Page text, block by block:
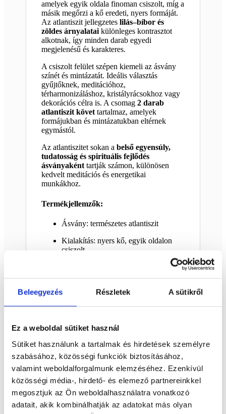
Beleegyezés Részletek A sütikről
Ez a weboldal sütiket használ
Sütiket használunk a tartalmak és hirdetések személyre
szabásához, közösségi funkciók biztosításához,
valamint weboldalforgalmunk elemzéséhez. Ezenkívül
közösségi média-, hirdető- és elemező partnereinkkel
megosztjuk az Ön weboldalhasználatra vonatkozó
adatait, akik kombinálhatják az adatokat más olyan
amelyek egyik oldala finoman csiszolt, míg a
másik megőrzi a kő eredeti, nyers formáját.
Az atlantiszit jellegzeteslilás–bíbor és
zöldes árnyalatai különleges kontrasztot
alkotnak, így minden darab egyedi
megjelenésű és karakteres.
A csiszolt felület szépen kiemeli az ásvány
színét és mintázatát. Ideális választás
gyűjtőknek, meditációhoz,
térharmonizáláshoz, kristályrácsokhoz vagy
dekorációs célra is. A csomag2 darab
atlantiszit követ tartalmaz, amelyek
formájukban és mintázatukban eltérnek
egymástól.
Az atlantiszitet sokan abelső egyensúly,
tudatosság és spirituális fejlődés
ásványaként tartják számon, különösen
kedvelt meditációs és energetikai
munkákhoz.
Termékjellemzők:
Ásvány: természetes atlantiszit
Kialakítás: nyers kő, egyik oldalon
csiszolt
természetes mintázattal
formájú és mintázatú
Miért válaszd ezt a nyers atlantiszit
Különleges,ritkább ásványfajta
Nyers és csiszolt felület egy kőben